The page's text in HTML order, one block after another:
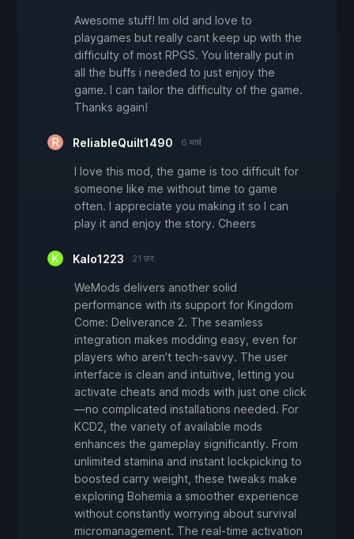
Awesome stuff! Im old and love to
playgames but really cant keep up with the
difficulty of most RPGS. You literally put in
all the buffs i needed to just enjoy the
game. I can tailor the difficulty of the game.
Thanks again!
ReliableQuilt1490 6 मार्च
I love this mod, the game is too difficult for
someone like me without time to game
often. I appreciate you making it so I can
play it and enjoy the story. Cheers
Kalo1223 21 फ़र.
WeMods delivers another solid
performance with its support for Kingdom
Come: Deliverance 2. The seamless
integration makes modding easy, even for
players who aren’t tech-savvy. The user
interface is clean and intuitive, letting you
activate cheats and mods with just one click
—no complicated installations needed. For
KCD2, the variety of available mods
enhances the gameplay significantly. From
unlimited stamina and instant lockpicking to
boosted carry weight, these tweaks make
exploring Bohemia a smoother experience
without constantly worrying about survival
micromanagement. The real-time activation